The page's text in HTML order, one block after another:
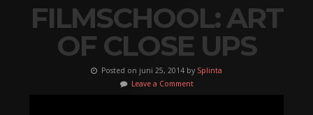
FILMSCHOOL: ART
OF CLOSE UPS
Posted on juni 25, 2014 by Splinta
Leave a Comment